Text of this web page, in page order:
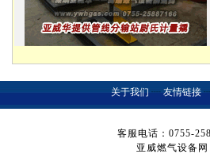
关于我们 ┈ 友情链接
客服电话：0755-
亚威燃气设备网